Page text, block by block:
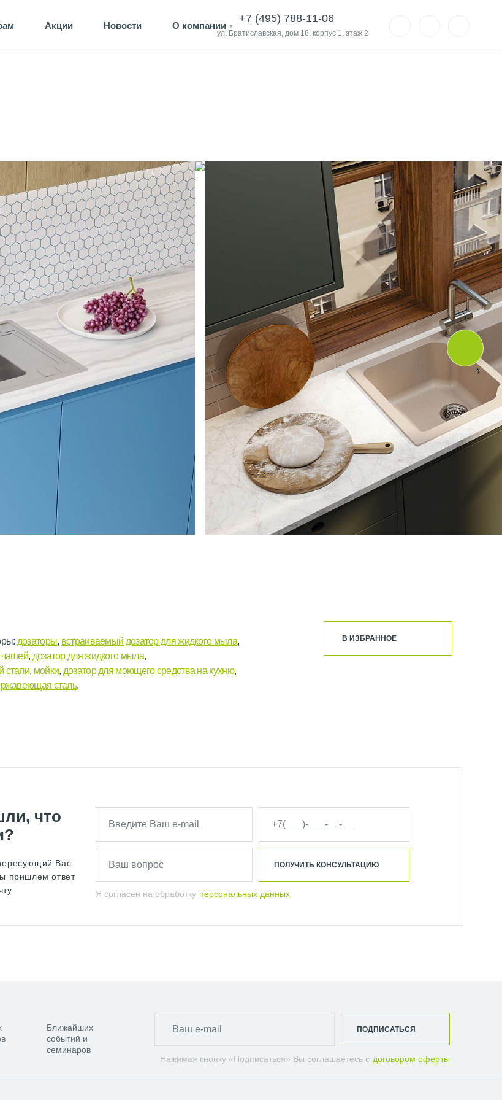
Акции Новости О компании
+7 (495) 788-11-06
ул. Братиславская, дом 18, корпус 1, этаж 2
дозаторы, встраиваемый дозатор для жидкого мыла,
чашей, дозатор для жидкого мыла,
стали, мойки, дозатор для моющего средства на кухню,
сталь.
В ИЗБРАННОЕ
что
Вас
пришлем ответ
Я согласен на обработку персональных данных
ПОЛУЧИТЬ КОНСУЛЬТАЦИЮ
Ближайших
событий и
семинаров
Нажимая кнопку «Подписаться» Вы соглашаетесь с договором оферты
ПОДПИСАТЬСЯ